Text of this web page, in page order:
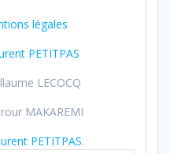
légales
PETITPAS
LECOCQ
MAKAREMI
PETITPAS.